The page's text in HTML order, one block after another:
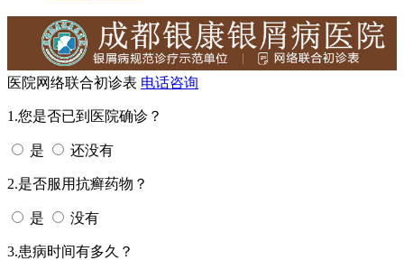
医院网络联合初诊表 电话咨询
1.您是否已到医院确诊？
是 还没有
2.是否服用抗癣药物？
是 没有
3.患病时间有多久？